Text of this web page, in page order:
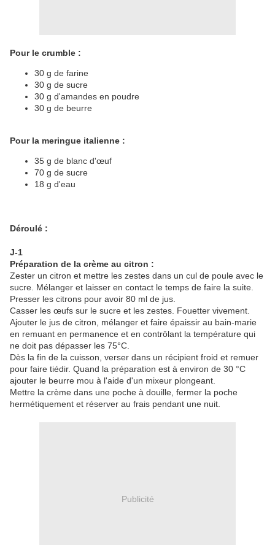
Pour le crumble :
30 g de farine
30 g de sucre
30 g d'amandes en poudre
30 g de beurre
Pour la meringue italienne :
35 g de blanc d'œuf
70 g de sucre
18 g d'eau
Déroulé :
J-1
Préparation de la crème au citron :
Zester un citron et mettre les zestes dans un cul de poule avec le
sucre. Mélanger et laisser en contact le temps de faire la suite.
Presser les citrons pour avoir 80 ml de jus.
Casser les œufs sur le sucre et les zestes. Fouetter vivement.
Ajouter le jus de citron, mélanger et faire épaissir au bain-marie
en remuant en permanence et en contrôlant la température qui
ne doit pas dépasser les 75°C.
Dès la fin de la cuisson, verser dans un récipient froid et remuer
pour faire tiédir. Quand la préparation est à environ de 30 °C
ajouter le beurre mou à l'aide d'un mixeur plongeant.
Mettre la crème dans une poche à douille, fermer la poche
hermétiquement et réserver au frais pendant une nuit.
Publicité